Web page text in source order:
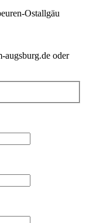
Ostallgäu
augsburg.de oder